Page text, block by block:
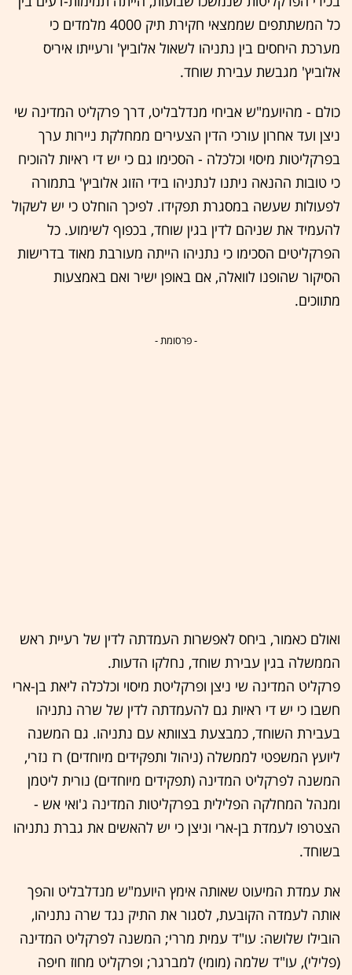
כל המשתתפים שממצאי חקירת תיק 4000 מלמדים כי
מערכת היחסים בין נתניהו לשאול אלוביץ' ורעייתו איריס
אלוביץ' מגבשת עבירת שוחד.
כולם - מהיועמ"ש אביחי מנדלבליט, דרך פרקליט המדינה שי
ניצן ועד אחרון עורכי הדין הצעירים ממחלקת ניירות ערך
בפרקליטות מיסוי וכלכלה - הסכימו גם כי יש די ראיות להוכיח
כי טובות ההנאה ניתנו לנתניהו בידי הזוג אלוביץ' בתמורה
לפעולות שעשה במסגרת תפקידו. לפיכך הוחלט כי יש לשקול
להעמיד את שניהם לדין בגין שוחד, בכפוף לשימוע. כל
הפרקליטים הסכימו כי נתניהו הייתה מעורבת מאוד בדרישות
הסיקור שהופנו לוואלה, אם באופן ישיר ואם באמצעות
מתווכים.
- פרסומת -
ואולם כאמור, ביחס לאפשרות העמדתה לדין של רעיית ראש
הממשלה בגין עבירת שוחד, נחלקו הדעות.
פרקליט המדינה שי ניצן ופרקליטת מיסוי וכלכלה ליאת בן-ארי
חשבו כי יש די ראיות גם להעמדתה לדין של שרה נתניהו
בעבירת השוחד, כמבצעת בצוותא עם נתניהו. גם המשנה
ליועץ המשפטי לממשלה (ניהול ותפקידים מיוחדים) רז נזרי,
המשנה לפרקליט המדינה (תפקידים מיוחדים) נורית ליטמן
ומנהל המחלקה הפלילית בפרקליטות המדינה ג'ואי אש -
הצטרפו לעמדת בן-ארי וניצן כי יש להאשים את גברת נתניהו
בשוחד.
את עמדת המיעוט שאותה אימץ היועמ"ש מנדלבליט והפך
אותה לעמדה הקובעת, לסגור את התיק נגד שרה נתניהו,
הובילו שלושה: עו"ד עמית מררי; המשנה לפרקליט המדינה
(פלילי), עו"ד שלמה (מומי) למברגר; ופרקליט מחוז חיפה